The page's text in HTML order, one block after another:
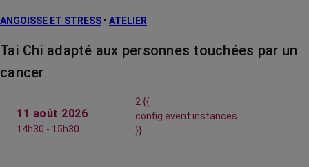
ANGOISSE ET STRESS • ATELIER
Tai Chi adapté aux personnes touchées par un
cancer
11 août 2026
14h30 - 15h30
2 {{
config.event.instances
}}